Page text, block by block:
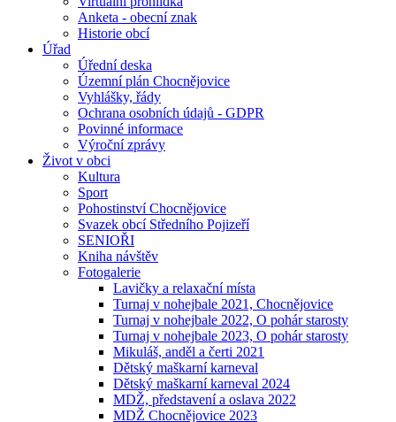
Anketa - obecní znak
Historie obcí
Úřad
Úřední deska
Územní plán Chocnějovice
Vyhlášky, řády
Ochrana osobních údajů - GDPR
Povinné informace
Výroční zprávy
Život v obci
Kultura
Sport
Pohostinství Chocnějovice
Svazek obcí Středního Pojizeří
SENIOŘI
Kniha návštěv
Fotogalerie
Lavičky a relaxační místa
Turnaj v nohejbale 2021, Chocnějovice
Turnaj v nohejbale 2022, O pohár starosty
Turnaj v nohejbale 2023, O pohár starosty
Mikuláš, anděl a čerti 2021
Dětský maškarní karneval
Dětský maškarní karneval 2024
MDŽ, představení a oslava 2022
MDŽ Chocnějovice 2023